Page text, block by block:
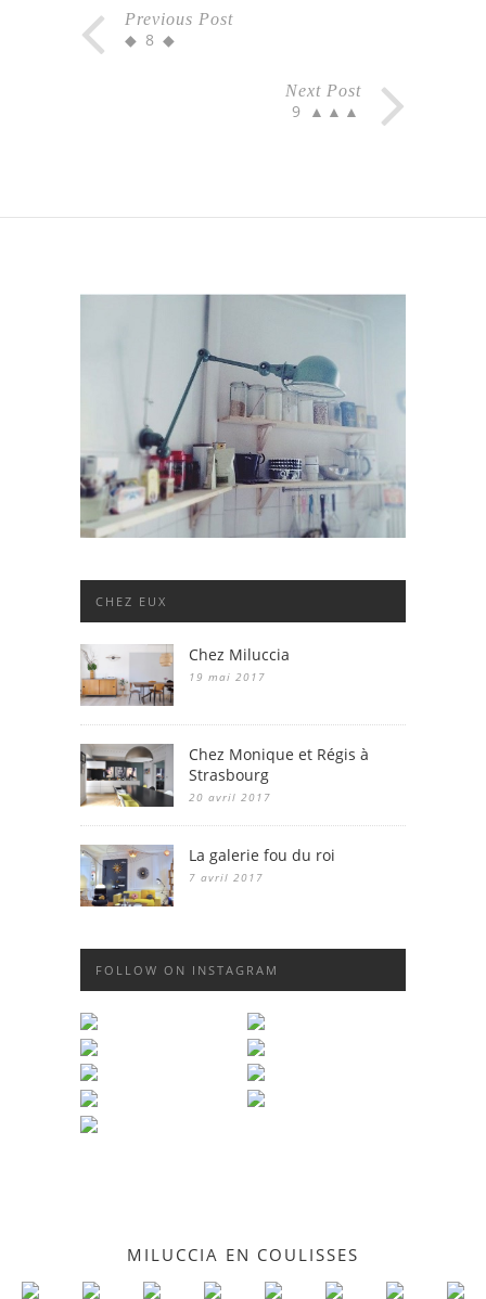
Previous Post
◆ 8 ◆
Next Post
9 ▲▲▲
CHEZ EUX
Chez Miluccia
19 mai 2017
Chez Monique et Régis à
Strasbourg
20 avril 2017
La galerie fou du roi
7 avril 2017
FOLLOW ON INSTAGRAM
MILUCCIA EN COULISSES